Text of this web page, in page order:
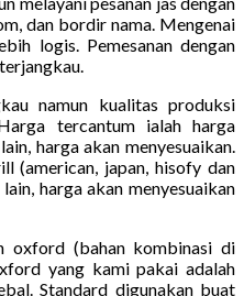
dan bordir nama. Mengenai
logis. Pemesanan dengan
namun kualitas produksi
tercantum ialah harga
harga akan menyesuaikan.
(american, japan, hisofy dan
harga akan menyesuaikan
oxford (bahan kombinasi di
yang kami pakai adalah
Standard digunakan buat